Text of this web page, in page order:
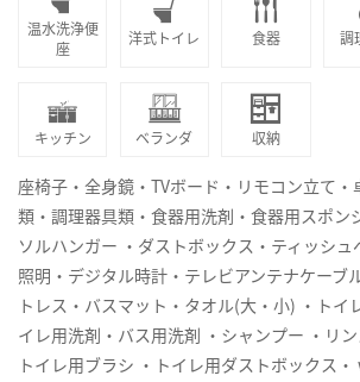
温水洗浄便
座
洋式トイレ 食器 調
キッチン ベランダ 収納
座椅子・全身鏡・TVボード・リモコン立て
類・調理器具類・食器用洗剤・食器用スポン
ソルハンガー ・ダストボックス・ティッシュ
照明・デジタル時計・テレビアンテナケーブ
トレス・バスマット・タオル(大・小) ・トイ
イレ用洗剤・バス用洗剤 ・シャンプー ・リン
トイレ用ブラシ ・トイレ用ダストボックス